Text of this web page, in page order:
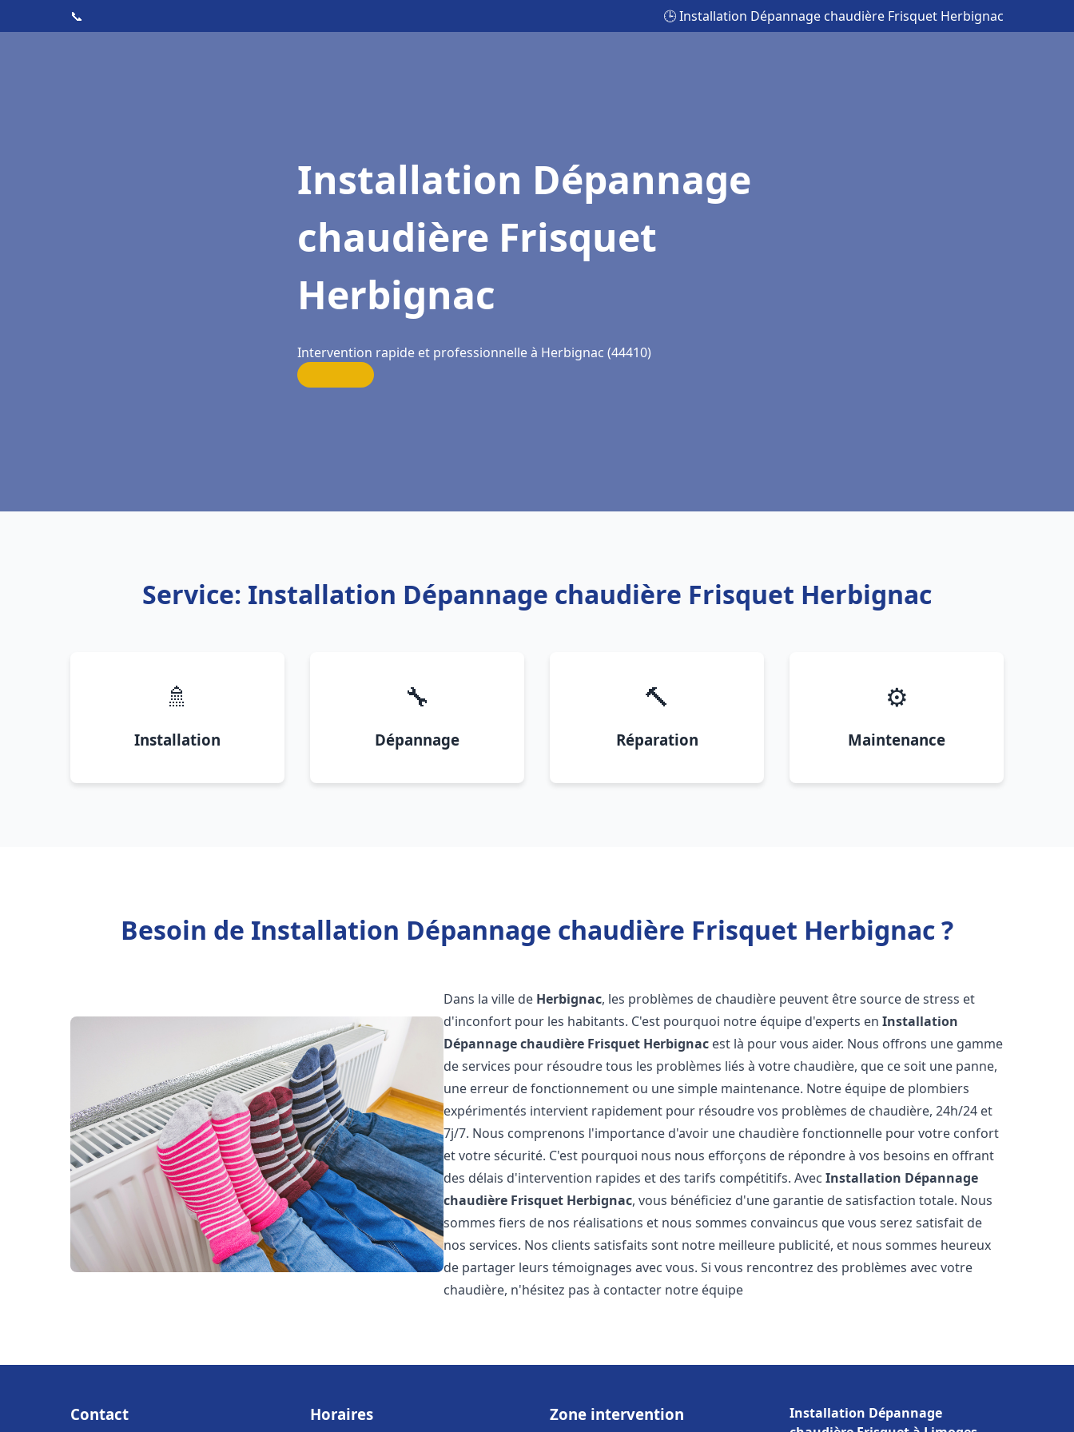
📞 🕒 Installation Dépannage chaudière Frisquet Herbignac
Installation Dépannage
chaudière Frisquet
Herbignac
Intervention rapide et professionnelle à Herbignac (44410)
Service: Installation Dépannage chaudière Frisquet Herbignac
🚿
Installation
🔧
Dépannage
🔨
Réparation
⚙️
Maintenance
Besoin de Installation Dépannage chaudière Frisquet Herbignac ?
Dans la ville de Herbignac, les problèmes de chaudière peuvent être source de stress et
d'inconfort pour les habitants. C'est pourquoi notre équipe d'experts enInstallation
Dépannage chaudière Frisquet Herbignac est là pour vous aider. Nous offrons une gamme
de services pour résoudre tous les problèmes liés à votre chaudière, que ce soit une panne,
une erreur de fonctionnement ou une simple maintenance. Notre équipe de plombiers
expérimentés intervient rapidement pour résoudre vos problèmes de chaudière, 24h/24 et
7j/7. Nous comprenons l'importance d'avoir une chaudière fonctionnelle pour votre confort
et votre sécurité. C'est pourquoi nous nous efforçons de répondre à vos besoins en offrant
des délais d'intervention rapides et des tarifs compétitifs. AvecInstallation Dépannage
chaudière Frisquet Herbignac, vous bénéficiez d'une garantie de satisfaction totale. Nous
sommes fiers de nos réalisations et nous sommes convaincus que vous serez satisfait de
nos services. Nos clients satisfaits sont notre meilleure publicité, et nous sommes heureux
de partager leurs témoignages avec vous. Si vous rencontrez des problèmes avec votre
chaudière, n'hésitez pas à contacter notre équipe
Contact Horaires Zone intervention
Installation Dépannage